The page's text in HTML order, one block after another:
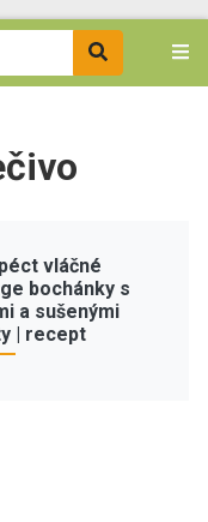
vláčné
bochánky s
a sušenými
| recept